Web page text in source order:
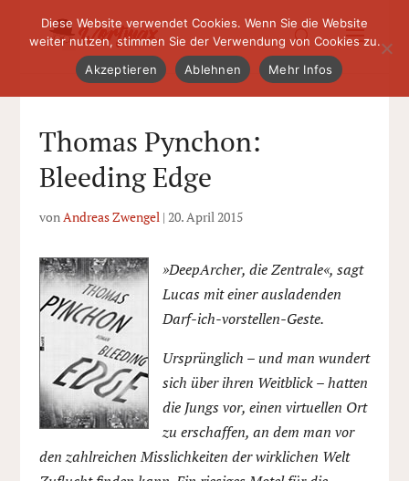
Thomas Pynchon:
Bleeding Edge
vonAndreas Zwengel| 20. April 2015
»DeepArcher, die Zentrale«, sagt
Lucas mit einer ausladenden
Darf-ich-vorstellen-Geste.
Ursprünglich – und man wundert
sich über ihren Weitblick – hatten
die Jungs vor, einen virtuellen Ort
zu erschaffen, an dem man vor
den zahlreichen Misslichkeiten der wirklichen Welt
Diese Website verwendet Cookies. Wenn Sie die Website
weiter nutzen, stimmen Sie der Verwendung von Cookies zu.
Akzeptieren
Ablehnen Mehr Infos